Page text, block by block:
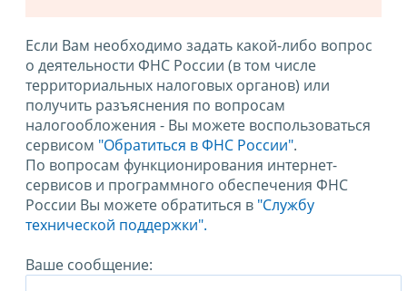
Если Вам необходимо задать какой-либо вопрос
о деятельности ФНС России (в том числе
территориальных налоговых органов) или
получить разъяснения по вопросам
налогообложения - Вы можете воспользоваться
сервисом "Обратиться в ФНС России".
По вопросам функционирования интернет-
сервисов и программного обеспечения ФНС
России Вы можете обратиться в "Службу
технической поддержки".
Ваше сообщение: